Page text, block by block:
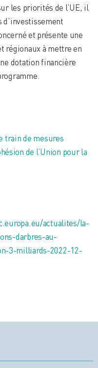
les priorités de l’UE, il
et présente une
régionaux à mettre en
dotation financière
train de mesures
de l’Union pour la
actualites/la-
darbres-au-
3-milliards-2022-12-